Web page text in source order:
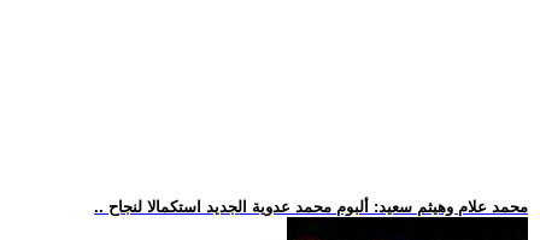
.. محمد علام وهيثم سعيد: ألبوم محمد عدوية الجديد استكمالا لنجاح